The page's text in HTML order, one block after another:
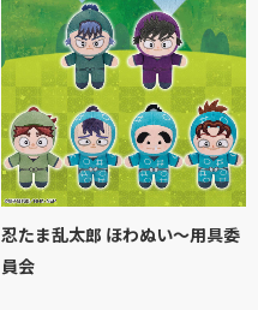
忍たま乱太郎 ほわぬい～用具委
員会